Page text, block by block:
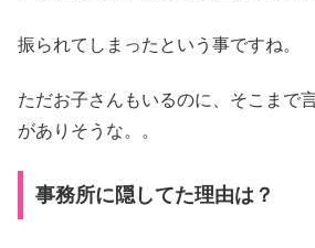
振られてしまったという事ですね。
ただお子さんもいるのに、そこまで
がありそうな。。
事務所に隠してた理由は？